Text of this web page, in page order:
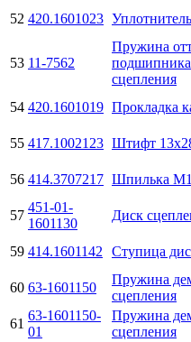
52 420.1601023
53 11-7562
Пружина
сцепления
54 420.1601019 Прокладка
55 417.1002123 Штифт
56 414.3707217 Шпилька
57
451-01-
1601130
Диск
59 414.1601142 Ступица
60 63-1601150
Пружина
сцепления
61
63-1601150-
01
Пружина
сцепления